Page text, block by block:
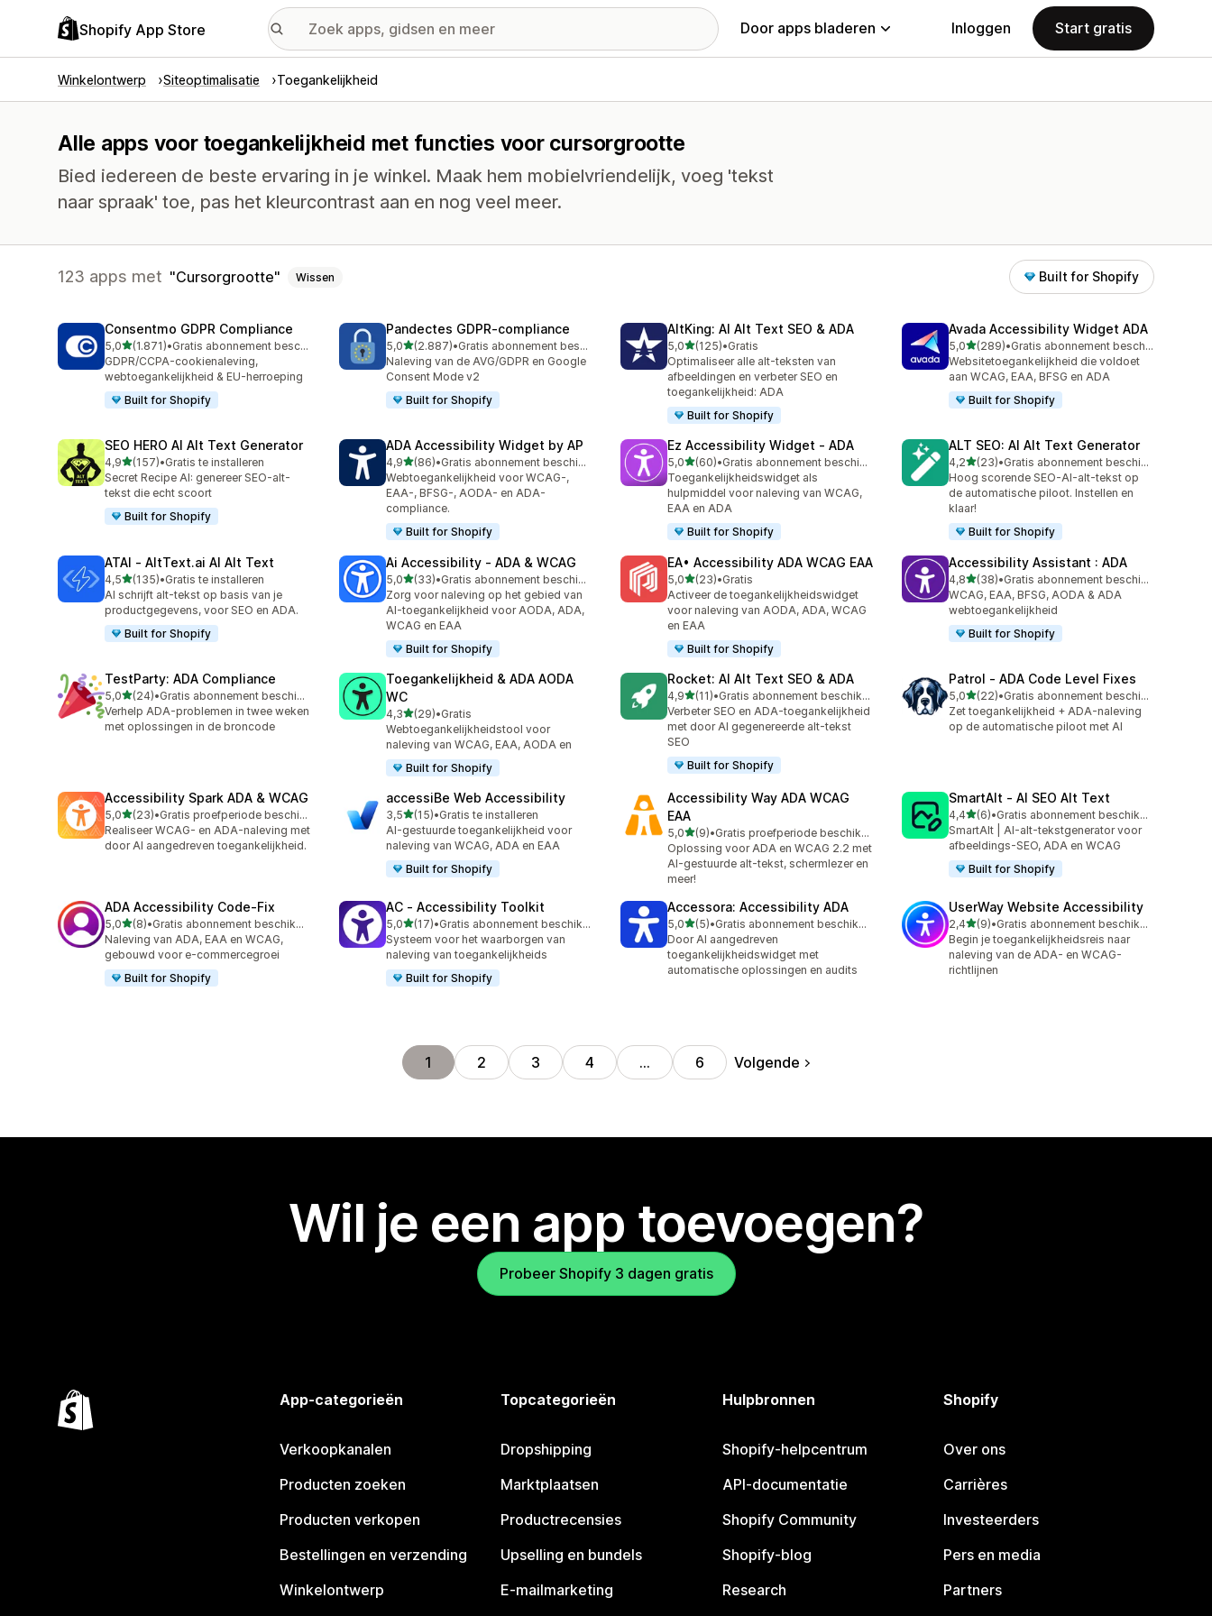
Shopify App Store Door apps bladeren Inloggen Start gratis
Winkelontwerp Siteoptimalisatie Toegankelijkheid
Alle apps voor toegankelijkheid met functies voor cursorgrootte
Bied iedereen de beste ervaring in je winkel. Maak hem mobielvriendelijk, voeg 'tekst
naar spraak' toe, pas het kleurcontrast aan en nog veel meer.
123 apps met Cursorgrootte Wissen Built for Shopify
Consentmo GDPR Compliance
5,0van 5 sterren
(1.871)
1871 recensies in totaal
•
Gratis abonnement beschikbaar
GDPR/CCPA-cookienaleving,
webtoegankelijkheid & EU-herroeping
Built for Shopify
Pandectes GDPR‑compliance
5,0van 5 sterren
(2.887)
2887 recensies in totaal
•
Gratis abonnement beschikbaar
Naleving van de AVG/GDPR en Google
Consent Mode v2
Built for Shopify
AltKing: AI Alt Text SEO & ADA
5,0van 5 sterren
(125)
125 recensies in totaal
•Gratis
Optimaliseer alle alt-teksten van
afbeeldingen en verbeter SEO en
toegankelijkheid: ADA
Built for Shopify
Avada Accessibility Widget ADA
5,0van 5 sterren
(289)
289 recensies in totaal
•
Gratis abonnement beschikbaar
Websitetoegankelijkheid die voldoet
aan WCAG, EAA, BFSG en ADA
Built for Shopify
SEO HERO AI Alt Text Generator
4,9van 5 sterren
(157)
157 recensies in totaal
•Gratis te installeren
Secret Recipe AI: genereer SEO-alt-
tekst die echt scoort
Built for Shopify
ADA Accessibility Widget by AP
4,9van 5 sterren
(86)
86 recensies in totaal
•
Gratis abonnement beschikbaar
Webtoegankelijkheid voor WCAG-,
EAA-, BFSG-, AODA- en ADA-
compliance.
Built for Shopify
Ez Accessibility Widget ‑ ADA
5,0van 5 sterren
(60)
60 recensies in totaal
•
Gratis abonnement beschikbaar
Toegankelijkheidswidget als
hulpmiddel voor naleving van WCAG,
EAA en ADA
Built for Shopify
ALT SEO: AI Alt Text Generator
4,2van 5 sterren
(23)
23 recensies in totaal
•
Gratis abonnement beschikbaar
Hoog scorende SEO-AI-alt-tekst op
de automatische piloot. Instellen en
klaar!
Built for Shopify
ATAI ‑ AltText.ai AI Alt Text
4,5van 5 sterren
(135)
135 recensies in totaal
•Gratis te installeren
AI schrijft alt-tekst op basis van je
productgegevens, voor SEO en ADA.
Built for Shopify
Ai Accessibility ‑ ADA & WCAG
5,0van 5 sterren
(33)
33 recensies in totaal
•
Gratis abonnement beschikbaar
Zorg voor naleving op het gebied van
AI-toegankelijkheid voor AODA, ADA,
WCAG en EAA
Built for Shopify
EA• Accessibility ADA WCAG EAA
5,0van 5 sterren
(23)
23 recensies in totaal
•Gratis
Activeer de toegankelijkheidswidget
voor naleving van AODA, ADA, WCAG
en EAA
Built for Shopify
Accessibility Assistant : ADA
4,8van 5 sterren
(38)
38 recensies in totaal
•
Gratis abonnement beschikbaar
WCAG, EAA, BFSG, AODA & ADA
webtoegankelijkheid
Built for Shopify
TestParty: ADA Compliance
5,0van 5 sterren
(24)
24 recensies in totaal
•
Gratis abonnement beschikbaar
Verhelp ADA-problemen in twee weken
met oplossingen in de broncode
Toegankelijkheid & ADA AODA
WC
4,3van 5 sterren
(29)
29 recensies in totaal
•Gratis
Webtoegankelijkheidstool voor
naleving van WCAG, EAA, AODA en
Built for Shopify
Rocket: AI Alt Text SEO & ADA
4,9van 5 sterren
(11)
11 recensies in totaal
•
Gratis abonnement beschikbaar
Verbeter SEO en ADA-toegankelijkheid
met door AI gegenereerde alt-tekst
SEO
Built for Shopify
Patrol ‑ ADA Code Level Fixes
5,0van 5 sterren
(22)
22 recensies in totaal
•
Gratis abonnement beschikbaar
Zet toegankelijkheid + ADA-naleving
op de automatische piloot met AI
Accessibility Spark ADA & WCAG
5,0van 5 sterren
(23)
23 recensies in totaal
•
Gratis proefperiode beschikbaar
Realiseer WCAG- en ADA-naleving met
door AI aangedreven toegankelijkheid.
accessiBe Web Accessibility
3,5van 5 sterren
(15)
15 recensies in totaal
•Gratis te installeren
AI-gestuurde toegankelijkheid voor
naleving van WCAG, ADA en EAA
Built for Shopify
Accessibility Way ADA WCAG
EAA
5,0van 5 sterren
(9)
9 recensies in totaal
•
Gratis proefperiode beschikbaar
Oplossing voor ADA en WCAG 2.2 met
AI-gestuurde alt-tekst, schermlezer en
meer!
SmartAlt ‑ AI SEO Alt Text
4,4van 5 sterren
(6)
6 recensies in totaal
•
Gratis abonnement beschikbaar
SmartAlt | AI-alt-tekstgenerator voor
afbeeldings-SEO, ADA en WCAG
Built for Shopify
ADA Accessibility Code‑Fix
5,0van 5 sterren
(8)
8 recensies in totaal
•
Gratis abonnement beschikbaar
Naleving van ADA, EAA en WCAG,
gebouwd voor e-commercegroei
Built for Shopify
AC ‑ Accessibility Toolkit
5,0van 5 sterren
(17)
17 recensies in totaal
•
Gratis abonnement beschikbaar
Systeem voor het waarborgen van
naleving van toegankelijkheids
Built for Shopify
Accessora: Accessibility ADA
5,0van 5 sterren
(5)
5 recensies in totaal
•
Gratis abonnement beschikbaar
Door AI aangedreven
toegankelijkheidswidget met
automatische oplossingen en audits
UserWay Website Accessibility
2,4van 5 sterren
(9)
9 recensies in totaal
•
Gratis abonnement beschikbaar
Begin je toegankelijkheidsreis naar
naleving van de ADA- en WCAG-
richtlijnen
1 2 3 4 … 6 Volgende
Wil je een app toevoegen?
Probeer Shopify 3 dagen gratis
App-categorieën
Verkoopkanalen
Producten zoeken
Producten verkopen
Bestellingen en verzending
Winkelontwerp
Topcategorieën
Dropshipping
Marktplaatsen
Productrecensies
Upselling en bundels
E-mailmarketing
Hulpbronnen
Shopify-helpcentrum
API-documentatie
Shopify Community
Shopify-blog
Research
Shopify
Over ons
Carrières
Investeerders
Pers en media
Partners